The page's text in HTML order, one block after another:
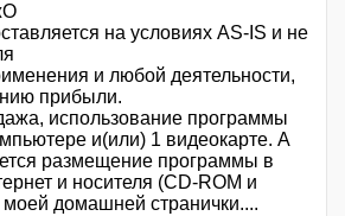
на условиях AS-IS и не
и любой деятельности,
прибыли.
использование программы
и(или) 1 видеокарте. А
размещение программы в
и носителя (CD-ROM и
домашней странички....